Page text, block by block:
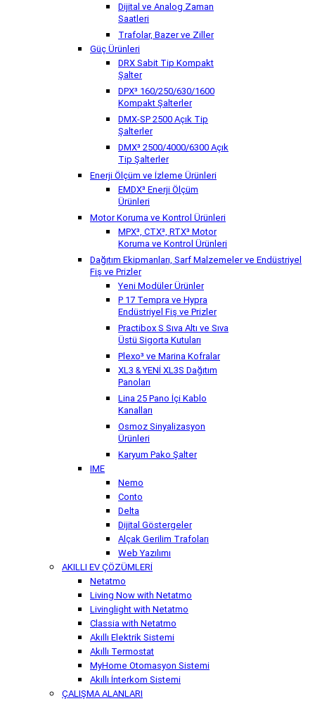
Dijital ve Analog Zaman
Saatleri
Trafolar, Bazer ve Ziller
Güç Ürünleri
DRX Sabit Tip Kompakt
Şalter
DPX³ 160/250/630/1600
Kompakt Şalterler
DMX-SP 2500 Açık Tip
Şalterler
DMX³ 2500/4000/6300 Açık
Tip Şalterler
Enerji Ölçüm ve İzleme Ürünleri
EMDX³ Enerji Ölçüm
Ürünleri
Motor Koruma ve Kontrol Ürünleri
MPX³, CTX³, RTX³ Motor
Koruma ve Kontrol Ürünleri
Dağıtım Ekipmanları, Sarf Malzemeler ve Endüstriyel
Fiş ve Prizler
Yeni Modüler Ürünler
P 17 Tempra ve Hypra
Endüstriyel Fiş ve Prizler
Practibox S Sıva Altı ve Sıva
Üstü Sigorta Kutuları
Plexo³ ve Marina Kofralar
XL3 & YENİ XL3S Dağıtım
Panoları
Lina 25 Pano İçi Kablo
Kanalları
Osmoz Sinyalizasyon
Ürünleri
Karyum Pako Şalter
IME
Nemo
Conto
Delta
Dijital Göstergeler
Alçak Gerilim Trafoları
Web Yazılımı
AKILLI EV ÇÖZÜMLERİ
Netatmo
Living Now with Netatmo
Livinglight with Netatmo
Classia with Netatmo
Akıllı Elektrik Sistemi
Akıllı Termostat
MyHome Otomasyon Sistemi
Akıllı İnterkom Sistemi
ÇALIŞMA ALANLARI